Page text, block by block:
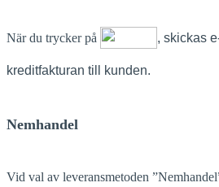
När du trycker på , skickas
kreditfakturan till kunden.
Nemhandel
Vid val av leveransmetoden